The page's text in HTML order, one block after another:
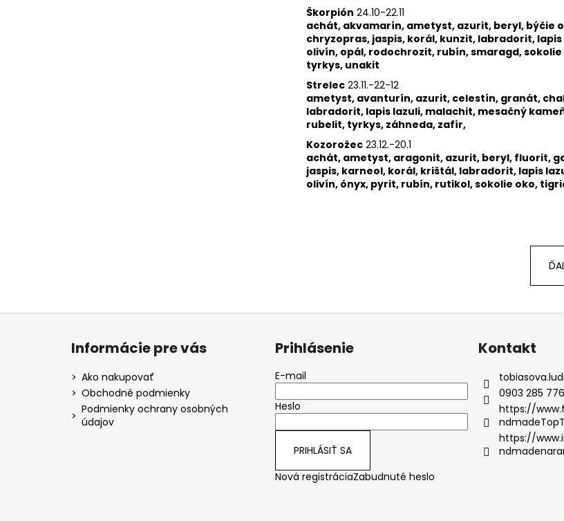
Škorpión 24.10-22.11
achát, akvamarín, ametyst, azurit, beryl,
chryzopras, jaspis, korál, kunzit, labradorit,
olivín, opál, rodochrozit, rubín, smaragd,
tyrkys, unakit
Strelec 23.11.-22-12
ametyst, avanturín, azurit, celestín, granát,
labradorit, lapis lazuli, malachit, mesačný
rubelit, tyrkys, záhneda, zafír,
Kozorožec 23.12.-20.1
achát, ametyst, aragonit, azurit, beryl, fluorit,
jaspis, karneol, korál, krištál, labradorit, lapis
olivín, ónyx, pyrit, rubín, rutikol, sokolie oko,
Z
Informácie pre vás
Ako nakupovať
Obchodné podmienky
Podmienky ochrany osobných
údajov
Prihlásenie
E-mail
Heslo
PRIHLÁSIŤ SA
Nová registráciaZabudnuté heslo
Kontakt
0903 285 776
https://
https://